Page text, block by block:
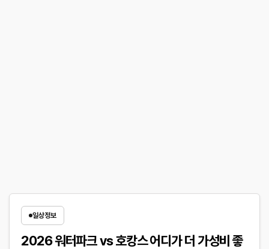
일상정보
2026 워터파크 vs 호캉스 어디가 더 가성비 좋